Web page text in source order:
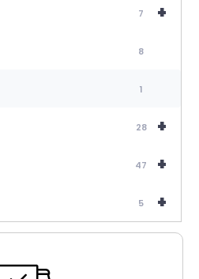
+
7
8
1
+
28
+
47
+
5